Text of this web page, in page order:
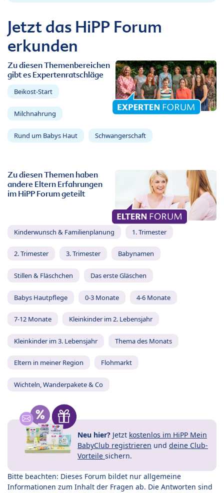
Jetzt das HiPP Forum
erkunden
Zu diesen Themenbereichen
gibt es Expertenratschläge
Beikost-Start
Milchnahrung
Rund um Babys Haut Schwangerschaft
Zu diesen Themen haben
andere Eltern Erfahrungen
im HiPP Forum geteilt
Kinderwunsch & Familienplanung 1. Trimester
2. Trimester 3. Trimester Babynamen
Stillen & Fläschchen Das erste Gläschen
Babys Hautpflege 0-3 Monate 4-6 Monate
7-12 Monate Kleinkinder im 2. Lebensjahr
Kleinkinder im 3. Lebensjahr Thema des Monats
Eltern in meiner Region Flohmarkt
Wichteln, Wanderpakete & Co
Neu hier? Jetzt kostenlos im HiPP Mein
BabyClub registrieren und deine Club-
Vorteile sichern.
Bitte beachten: Dieses Forum bildet nur allgemeine
Informationen zum Inhalt der Fragen ab. Die Antworten sind